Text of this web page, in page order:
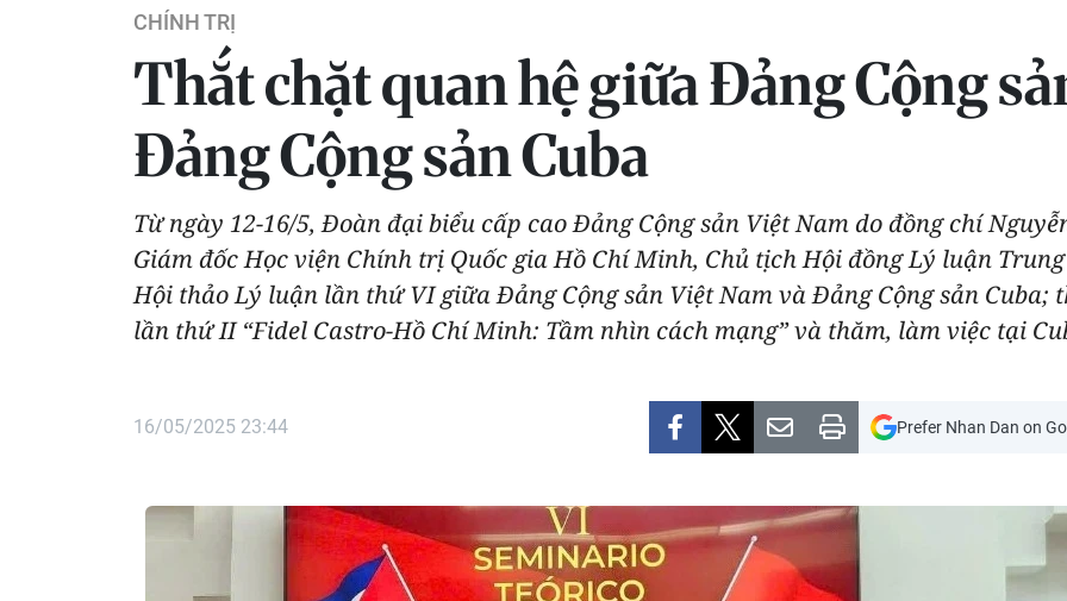
CHÍNH TRỊ
Thắt chặt quan hệ giữa Đảng Cộng
Đảng Cộng sản Cuba
Từ ngày 12-16/5, Đoàn đại biểu cấp cao Đảng Cộng sản Việt Nam do đồng chí
Giám đốc Học viện Chính trị Quốc gia Hồ Chí Minh, Chủ tịch Hội đồng Lý luận
Hội thảo Lý luận lần thứ VI giữa Đảng Cộng sản Việt Nam và Đảng Cộng sản Cuba;
lần thứ II “Fidel Castro-Hồ Chí Minh: Tầm nhìn cách mạng” và thăm, làm việc tại
16/05/2025 23:44 Prefer Nhan Dan on